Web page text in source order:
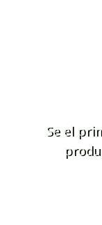
Se el